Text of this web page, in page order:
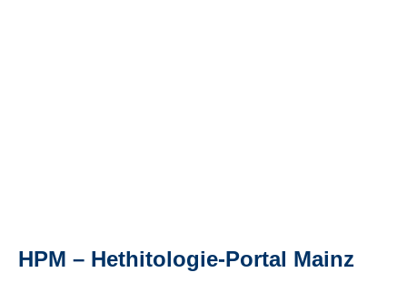
HPM – Hethitologie-Portal Mainz